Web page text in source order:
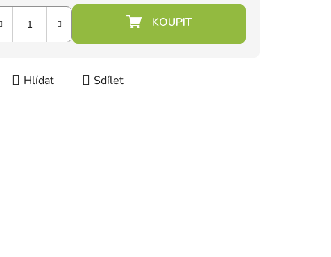
Hlídat Sdílet